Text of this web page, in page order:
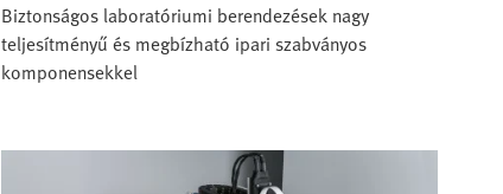
Biztonságos laboratóriumi berendezések nagy
teljesítményű és megbízható ipari szabványos
komponensekkel